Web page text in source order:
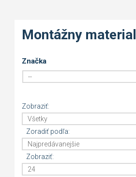
Montážny material
Značka
Zobraziť:
Zoradiť podľa:
Zobraziť: